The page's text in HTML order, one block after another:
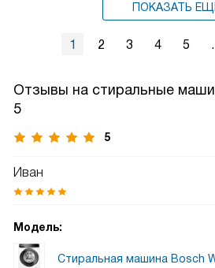
ПОКАЗАТЬ
1 2 3 4 5
Отзывы на стиральные
5
5
Иван
Модель:
Стиральная машина Bosch